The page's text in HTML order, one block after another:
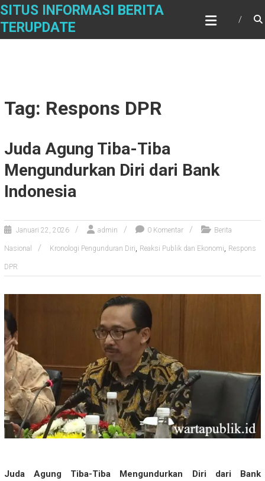
Skip
content
SITUS INFORMASI BERITA
TERUPDATE
Tag: Respons DPR
Juda Agung Tiba-Tiba
Mengundurkan Diri dari Bank
Indonesia
Januari 22, 2026 admin 0 Komentar Berita
Nasional Kronologi Pengunduran Diri, Reaksi Publik dan Ekonomi, Respons
DPR
Juda Agung Tiba-Tiba Mengundurkan Diri dari Bank